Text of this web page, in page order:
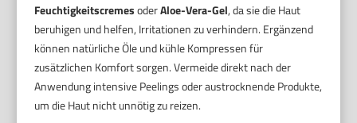
FeuchtigkeitscremesoderAloe-Vera-Gel, da sie die Haut
beruhigen und helfen, Irritationen zu verhindern. Ergänzend
können natürliche Öle und kühle Kompressen für
zusätzlichen Komfort sorgen. Vermeide direkt nach der
Anwendung intensive Peelings oder austrocknende Produkte,
um die Haut nicht unnötig zu reizen.